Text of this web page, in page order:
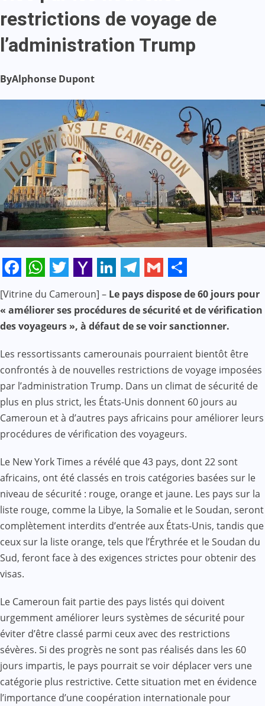
restrictions de voyage de
l’administration Trump
ByAlphonse Dupont
Facebook
WhatsApp
Twitter
Yahoo
Mail
LinkedIn
Telegram
Gmail
Share
[Vitrine du Cameroun] – Le pays dispose de 60 jours pour
« améliorer ses procédures de sécurité et de vérification
des voyageurs », à défaut de se voir sanctionner.
Les ressortissants camerounais pourraient bientôt être
confrontés à de nouvelles restrictions de voyage imposées
par l’administration Trump. Dans un climat de sécurité de
plus en plus strict, les États-Unis donnent 60 jours au
Cameroun et à d’autres pays africains pour améliorer leurs
procédures de vérification des voyageurs.
Le New York Times a révélé que 43 pays, dont 22 sont
africains, ont été classés en trois catégories basées sur le
niveau de sécurité : rouge, orange et jaune. Les pays sur la
liste rouge, comme la Libye, la Somalie et le Soudan, seront
complètement interdits d’entrée aux États-Unis, tandis que
ceux sur la liste orange, tels que l’Érythrée et le Soudan du
Sud, feront face à des exigences strictes pour obtenir des
visas.
Le Cameroun fait partie des pays listés qui doivent
urgemment améliorer leurs systèmes de sécurité pour
éviter d’être classé parmi ceux avec des restrictions
sévères. Si des progrès ne sont pas réalisés dans les 60
jours impartis, le pays pourrait se voir déplacer vers une
catégorie plus restrictive. Cette situation met en évidence
l’importance d’une coopération internationale pour